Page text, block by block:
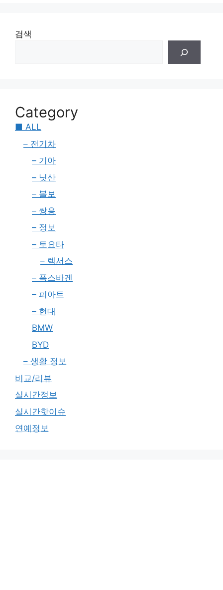
검색
Category
■ ALL
– 전기차
– 기아
– 닛산
– 볼보
– 쌍용
– 정보
– 토요타
– 렉서스
– 폭스바겐
– 피아트
– 현대
BMW
BYD
– 생활 정보
비교/리뷰
실시간정보
실시간핫이슈
연예정보